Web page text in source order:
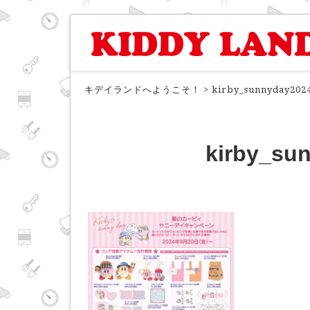
キデイランドへようこそ！ >